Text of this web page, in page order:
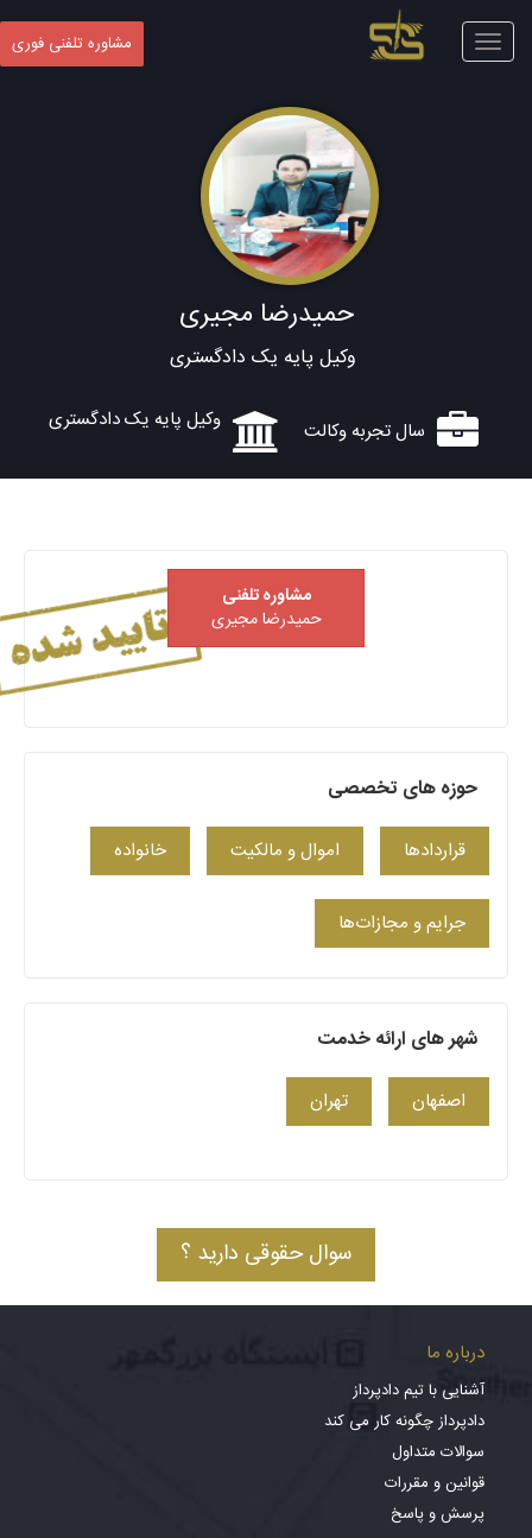
Toggle
navigation
مشاوره تلفنی فوری
حمیدرضا مجیری
وکیل پایه یک دادگستری
سال تجربه وکالت وکیل پایه یک دادگستری
مشاوره تلفنی
حمیدرضا مجیری
حوزه های تخصصی
قراردادها اموال و مالکیت خانواده
جرایم و مجازات‌ها
شهر های ارائه خدمت
اصفهان تهران
سوال حقوقی دارید ؟
درباره ما
آشنایی با تیم دادپرداز
دادپرداز چگونه کار می کند
سوالات متداول
قوانین و مقررات
پرسش و پاسخ